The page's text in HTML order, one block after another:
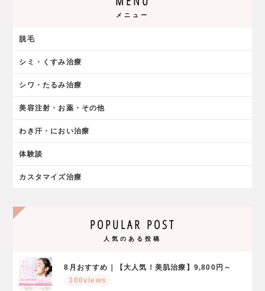
メニュー
脱毛
シミ・くすみ治療
シワ・たるみ治療
美容注射・お薬・その他
わき汗・におい治療
体験談
カスタマイズ治療
POPULAR POST
人気のある投稿
8月おすすめ｜【大人気！美肌治療】9,800円～
300views